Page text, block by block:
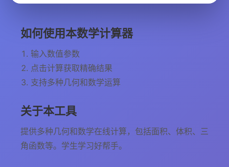
如何使用本数学计算器
输入数值参数
点击计算获取精确结果
支持多种几何和数学运算
关于本工具
提供多种几何和数学在线计算，包括面积、体积、三
角函数等。学生学习好帮手。